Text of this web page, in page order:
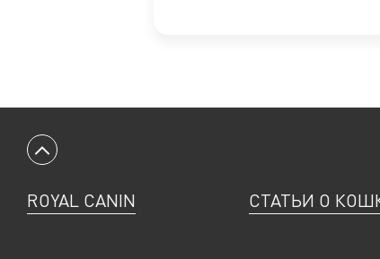
Вернуться к началу
ROYAL CANIN СТАТЬИ О